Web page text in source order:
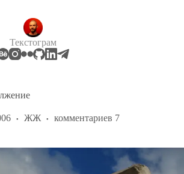
Текстограм
ЖЖ комментариев 7